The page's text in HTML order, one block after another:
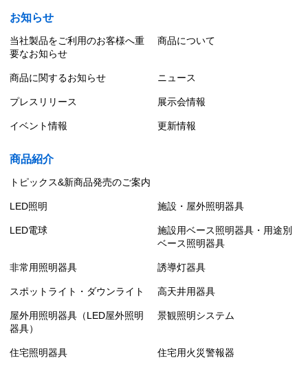
お知らせ
当社製品をご利用のお客様へ重
要なお知らせ
商品について
商品に関するお知らせ ニュース
プレスリリース 展示会情報
イベント情報 更新情報
商品紹介
トピックス&新商品発売のご案内
LED照明 施設・屋外照明器具
LED電球
施設用ベース照明器具・用途別
ベース照明器具
非常用照明器具 誘導灯器具
スポットライト・ダウンライト 高天井用器具
屋外用照明器具（LED屋外照明
器具）
景観照明システム
住宅照明器具 住宅用火災警報器